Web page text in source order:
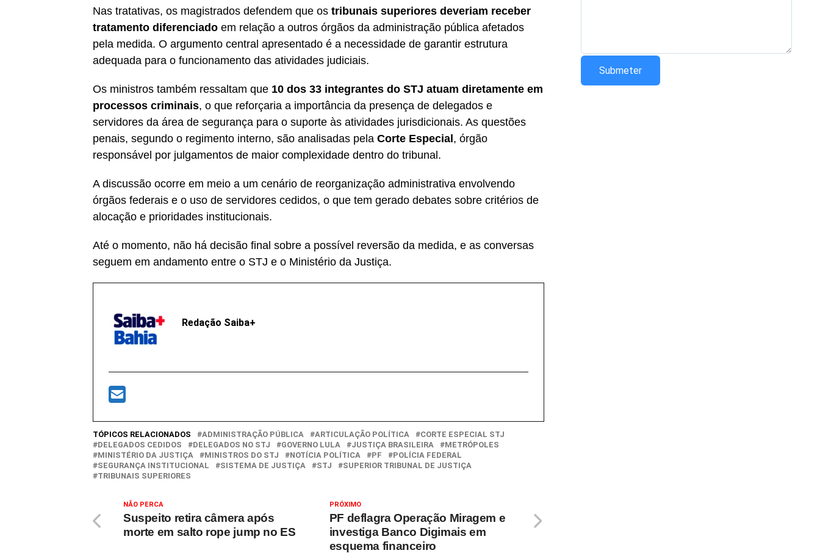
Nas tratativas, os magistrados defendem que os tribunais superiores deveriam receber
tratamento diferenciado em relação a outros órgãos da administração pública afetados
pela medida. O argumento central apresentado é a necessidade de garantir estrutura
adequada para o funcionamento das atividades judiciais.
Os ministros também ressaltam que 10 dos 33 integrantes do STJ atuam diretamente em
processos criminais, o que reforçaria a importância da presença de delegados e
servidores da área de segurança para o suporte às atividades jurisdicionais. As questões
penais, segundo o regimento interno, são analisadas pela Corte Especial, órgão
responsável por julgamentos de maior complexidade dentro do tribunal.
A discussão ocorre em meio a um cenário de reorganização administrativa envolvendo
órgãos federais e o uso de servidores cedidos, o que tem gerado debates sobre critérios de
alocação e prioridades institucionais.
Até o momento, não há decisão final sobre a possível reversão da medida, e as conversas
seguem em andamento entre o STJ e o Ministério da Justiça.
Redação Saiba+
TÓPICOS RELACIONADOS ADMINISTRAÇÃO PÚBLICA ARTICULAÇÃO POLÍTICA
CORTE ESPECIAL STJ
DELEGADOS CEDIDOS
DELEGADOS NO STJ GOVERNO LULA JUSTIÇA BRASILEIRA
METRÓPOLES
MINISTÉRIO DA JUSTIÇA
MINISTROS DO STJ NOTÍCIA POLÍTICA PF
POLÍCIA FEDERAL
SEGURANÇA INSTITUCIONAL
SISTEMA DE JUSTIÇA STJ
SUPERIOR TRIBUNAL DE JUSTIÇA
TRIBUNAIS SUPERIORES
PRÓXIMO
PF deflagra Operação Miragem e
investiga Banco Digimais em
esquema financeiro
NÃO PERCA
Suspeito retira câmera após
morte em salto rope jump no ES